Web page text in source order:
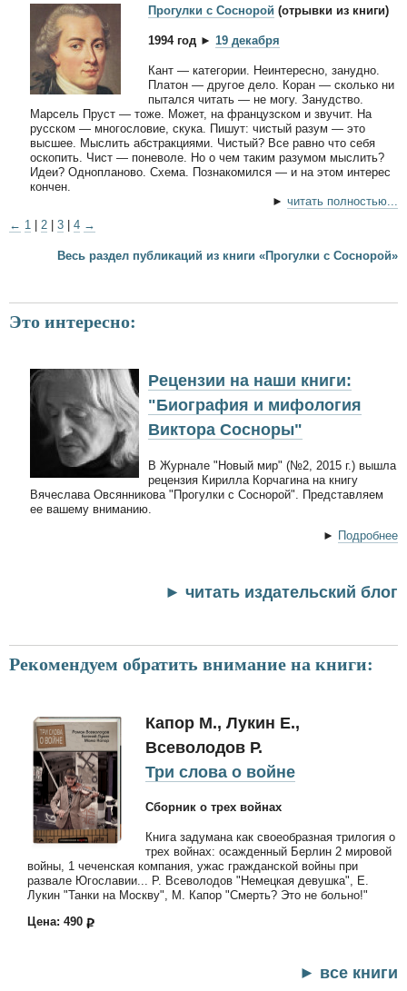
Прогулки с Соснорой (отрывки из книги)
1994 год ► 19 декабря
Кант — категории. Неинтересно, занудно.
Платон — другое дело. Коран — сколько ни
пытался читать — не могу. Занудство.
Марсель Пруст — тоже. Может, на французском и звучит. На
русском — многословие, скука. Пишут: чистый разум — это
высшее. Мыслить абстракциями. Чистый? Все равно что себя
оскопить. Чист — поневоле. Но о чем таким разумом мыслить?
Идеи? Однопланово. Схема. Познакомился — и на этом интерес
кончен.
► читать полностью...
← 1 2 3 4 →
Весь раздел публикаций из книги «Прогулки с Соснорой»
Это интересно:
Рецензии на наши книги:
"Биография и мифология
Виктора Сосноры"
В Журнале "Новый мир" (№2, 2015 г.) вышла
рецензия Кирилла Корчагина на книгу
Вячеслава Овсянникова "Прогулки с Соснорой". Представляем
ее вашему вниманию.
► Подробнее
► читать издательский блог
Рекомендуем обратить внимание на книги:
Капор М., Лукин Е.,
Всеволодов Р.
Три слова о войне
Сборник о трех войнах
Книга задумана как своеобразная трилогия о
трех войнах: осажденный Берлин 2 мировой
войны, 1 чеченская компания, ужас гражданской войны при
развале Югославии... Р. Всеволодов "Немецкая девушка", Е.
Лукин "Танки на Москву", М. Капор "Смерть? Это не больно!"
Цена: 490
► все книги